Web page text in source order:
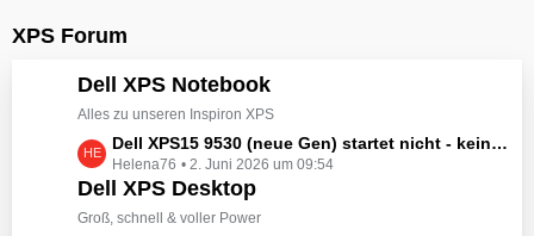
XPS Forum
Dell XPS Notebook
Alles zu unseren Inspiron XPS
L
e
t
z
Dell XPS15 9530 (neue Gen) startet nicht - kein booten, kein Licht - nichts tut sich - hat jemand eine Idee wie man ihn zum Leben erwecken könnte?
Helena76 2. Juni 2026 um 09:54
Dell XPS Desktop
Groß, schnell & voller Power